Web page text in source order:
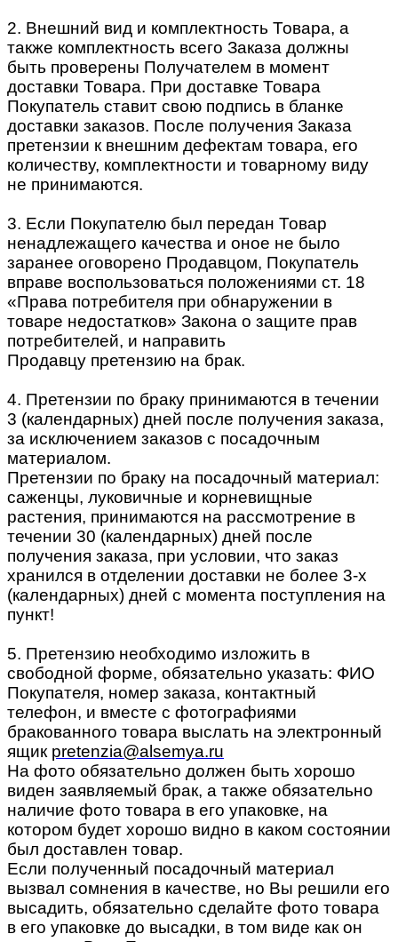
2. Внешний вид и комплектность Товара, а
также комплектность всего Заказа должны
быть проверены Получателем в момент
доставки Товара. При доставке Товара
Покупатель ставит свою подпись в бланке
доставки заказов. После получения Заказа
претензии к внешним дефектам товара, его
количеству, комплектности и товарному виду
не принимаются.
3. Если Покупателю был передан Товар
ненадлежащего качества и оное не было
заранее оговорено Продавцом, Покупатель
вправе воспользоваться положениями ст. 18
«Права потребителя при обнаружении в
товаре недостатков» Закона о защите прав
потребителей, и направить
Продавцу претензию на брак.
4. Претензии по браку принимаются в течении
3 (календарных) дней после получения заказа,
за исключением заказов с посадочным
материалом.
Претензии по браку на посадочный материал:
саженцы, луковичные и корневищные
растения, принимаются на рассмотрение в
течении 30 (календарных) дней после
получения заказа, при условии, что заказ
хранился в отделении доставки не более 3-х
(календарных) дней с момента поступления на
пункт!
5. Претензию необходимо изложить в
свободной форме, обязательно указать: ФИО
Покупателя, номер заказа, контактный
телефон, и вместе с фотографиями
бракованного товара выслать на электронный
ящик pretenzia@alsemya.ru
На фото обязательно должен быть хорошо
виден заявляемый брак, а также обязательно
наличие фото товара в его упаковке, на
котором будет хорошо видно в каком состоянии
был доставлен товар.
Если полученный посадочный материал
вызвал сомнения в качестве, но Вы решили его
высадить, обязательно сделайте фото товара
в его упаковке до высадки, в том виде как он